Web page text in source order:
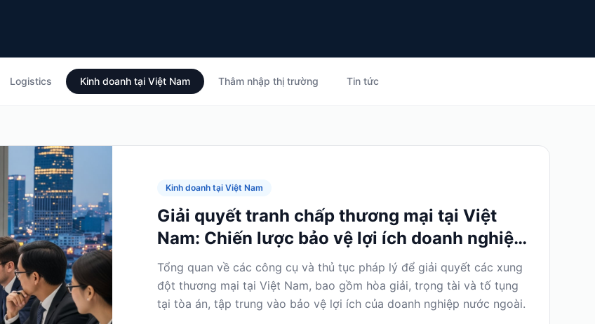
Logistics Kinh doanh tại Việt Nam Thâm nhập thị trường Tin tức
Kinh doanh tại Việt Nam
Giải quyết tranh chấp thương mại tại Việt
Nam: Chiến lược bảo vệ lợi ích doanh nghiệp
nước ngoài
Tổng quan về các công cụ và thủ tục pháp lý để giải quyết các xung
đột thương mại tại Việt Nam, bao gồm hòa giải, trọng tài và tố tụng
tại tòa án, tập trung vào bảo vệ lợi ích của doanh nghiệp nước ngoài.